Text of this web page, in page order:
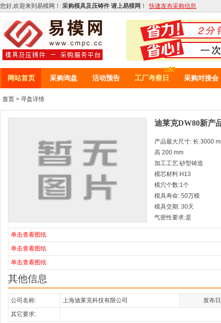
您好,欢迎来到易模网！ 采购模具及压铸件 请上易模网 ！ 快速发布采购信息
网站首页 采购询盘 活动预告 工厂考察日 采购对接会
首页 > 寻盘详情
迪莱克DW80新产
产品最大尺寸: 长 3000
高 200 mm
加工工艺:砂型铸造
模芯材料:H13
模穴个数:1个
模具寿命: 50万模
模具交期: 30天
气密性要求:是
单击查看图纸
单击查看图纸
单击查看图纸
其他信息
公司名称: 上海迪莱克科技有限公司
发布
其它要求: